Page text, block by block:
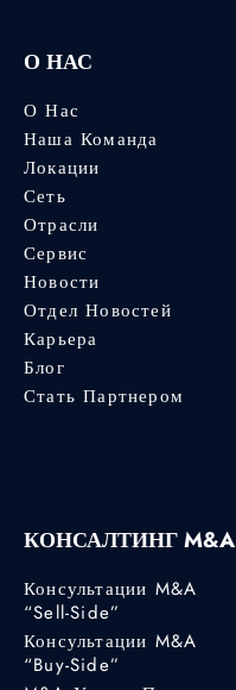
О НАС
О Нас
Наша Команда
Локации
Сеть
Отрасли
Сервис
Новости
Отдел Новостей
Карьера
Блог
Стать Партнером
КОНСАЛТИНГ M&A
Консультации M&A
“Sell-Side”
Консультации M&A
“Buy-Side”